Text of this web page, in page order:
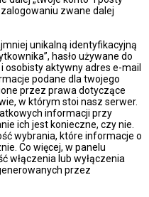
zwane dalej
unikalną identyfikacyjną
hasło używane do
osobisty aktywny adres e-mail
podane dla twojego
przez prawa dotyczące
w którym stoi nasz serwer.
informacji przy
ich jest konieczne, czy nie.
wybrania, które informacje o
Co więcej, w panelu
włączenia lub wyłączenia
przez